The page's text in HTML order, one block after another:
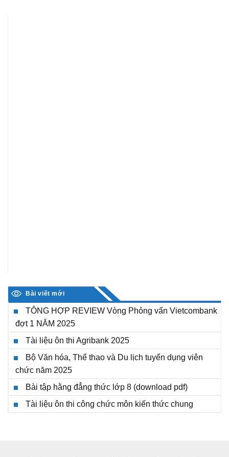
Bài viết mới
TÔNG HỢP REVIEW Vòng Phỏng vấn Vietcombank
đợt 1 NĂM 2025
Tài liệu ôn thi Agribank 2025
Bộ Văn hóa, Thể thao và Du lịch tuyển dụng viên
chức năm 2025
Bài tập hằng đẳng thức lớp 8 (download pdf)
Tài liệu ôn thi công chức môn kiến thức chung